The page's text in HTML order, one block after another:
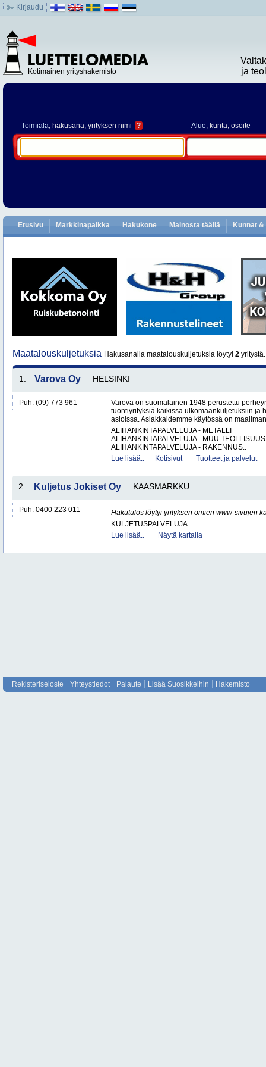
Kirjaudu
Kotimainen yrityshakemisto
ja
Toimiala, hakusana, yrityksen nimi ? Alue, kunta, osoite
Etusivu Markkinapaikka Hakukone Mainosta täällä Kunnat
Maatalouskuljetuksia Hakusanalla maatalouskuljetuksia löytyi 2 yritystä.
1. Varova Oy HELSINKI
Puh. (09) 773 961
Varova on suomalainen 1948 perustettu
tuontiyrityksiä kaikissa ulkomaankuljetuksiin ja
asioissa. Asiakkaidemme käytössä on
ALIHANKINTAPALVELUJA - METALLI
ALIHANKINTAPALVELUJA - MUU TEOLLISUUS
ALIHANKINTAPALVELUJA - RAKENNUS..
Lue lisää..
Kotisivut Tuotteet ja palvelut
2. Kuljetus Jokiset Oy KAASMARKKU
Puh. 0400 223 011
Hakutulos löytyi yrityksen omien www-sivujen
KULJETUSPALVELUJA
Lue lisää..
Näytä kartalla
Rekisteriseloste Yhteystiedot Palaute Lisää Suosikkeihin Hakemisto